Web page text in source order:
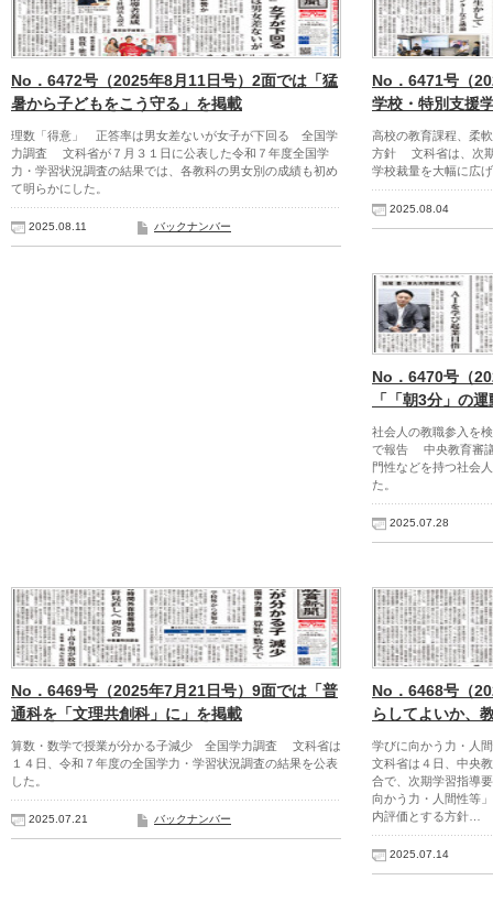
No．6472号（2025年8月11日号）2面では「猛
暑から子どもをこう守る」を掲載
理数「得意」 正答率は男女差ないが女子が下回る 全国学
力調査 文科省が７月３１日に公表した令和７年度全国学
力・学習状況調査の結果では、各教科の男女別の成績も初め
て明らかにした。
2025.08.11 バックナンバー
No．6471号（
学校・特別支援
高校の教育課程、柔
方針 文科省は、次期
学校裁量を大幅に広
2025.08.04
No．6470号（
「「朝3分」の
社会人の教職参入を
で報告 中央教育審議
門性などを持つ社会
た。
2025.07.28
No．6469号（2025年7月21日号）9面では「普
通科を「文理共創科」に」を掲載
算数・数学で授業が分かる子減少 全国学力調査 文科省は
１４日、令和７年度の全国学力・学習状況調査の結果を公表
した。
2025.07.21 バックナンバー
No．6468号（
らしてよいか、
学びに向かう力・
文科省は４日、中央
合で、次期学習指導
向かう力・人間性等
内評価とする方針…
2025.07.14